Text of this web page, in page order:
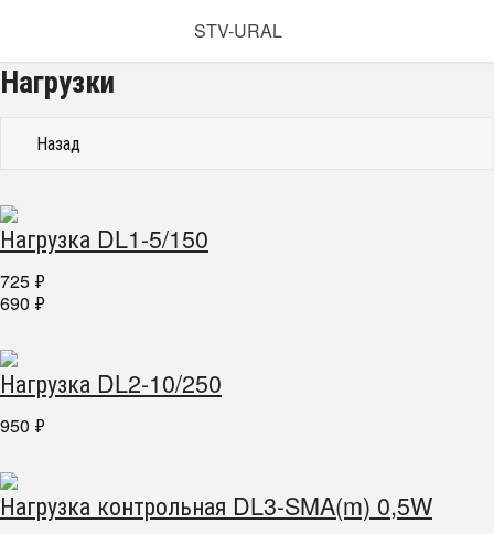
STV-URAL
Нагрузки
Назад
Нагрузка DL1-5/150
725 ₽
690 ₽
Нагрузка DL2-10/250
950 ₽
Нагрузка контрольная DL3-SMA(m) 0,5W